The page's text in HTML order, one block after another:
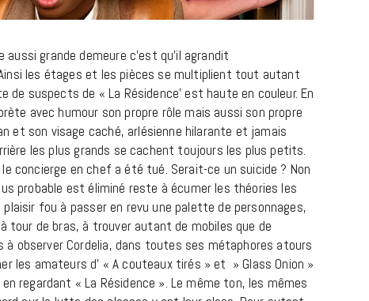
aussi grande demeure c’est qu’il agrandit
les étages et les pièces se multiplient tout autant
de suspects de « La Résidence’ est haute en couleur. En
avec humour son propre rôle mais aussi son propre
et son visage caché, arlésienne hilarante et jamais
les plus grands se cachent toujours les plus petits.
concierge en chef a été tué. Serait-ce un suicide ? Non
probable est éliminé reste à écumer les théories les
fou à passer en revu une palette de personnages,
tour de bras, à trouver autant de mobiles que de
observer Cordelia, dans toutes ses métaphores atours
les amateurs d’ « A couteaux tirés » et » Glass Onion »
regardant « La Résidence ». Le même ton, les mêmes
Gainsbourg, toute une vie :
documentaire plus Ginsburg que
Gainsbarre à ne pas manquer sur
France 3
18 FÉVRIER 2021